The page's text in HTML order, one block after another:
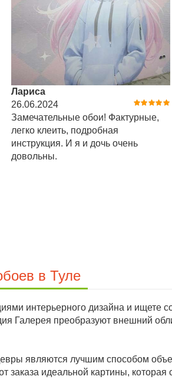
Лариса
26.06.2024
Замечательные обои! Фактурные,
легко клеить, подробная
инструкция. И я и дочь очень
довольны.
в Туле
интерьерного дизайна и ищете
Галерея преобразуют внешний
являются лучшим способом
заказа идеальной картины,